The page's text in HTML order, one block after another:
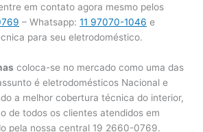
em contato agora mesmo pelos
– Whatsapp:11 97070-1046 e
para seu eletrodoméstico.
coloca-se no mercado como uma das
é eletrodomésticos Nacional e
a melhor cobertura técnica do interior,
de todos os clientes atendidos em
pela nossa central 19 2660-0769.